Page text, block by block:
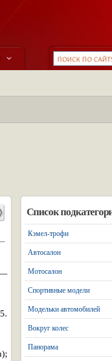
—
Список
Кэмел-трофи
Автосалон
Мотосалон
Спортивные модели
Модельки автомобилей
Вокруг колес
Панорама